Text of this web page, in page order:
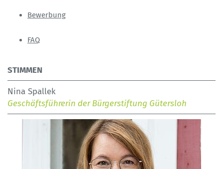
Bewerbung
FAQ
STIMMEN
Nina Spallek
Geschäftsführerin der Bürgerstiftung Gütersloh